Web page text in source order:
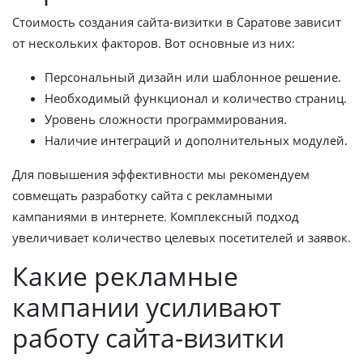
Стоимость создания сайта-визитки в Саратове зависит
от нескольких факторов. Вот основные из них:
Персональный дизайн или шаблонное решение.
Необходимый функционал и количество страниц.
Уровень сложности программирования.
Наличие интеграций и дополнительных модулей.
Для повышения эффективности мы рекомендуем
совмещать разработку сайта с рекламными
кампаниями в интернете. Комплексный подход
увеличивает количество целевых посетителей и заявок.
Какие рекламные
кампании усиливают
работу сайта-визитки